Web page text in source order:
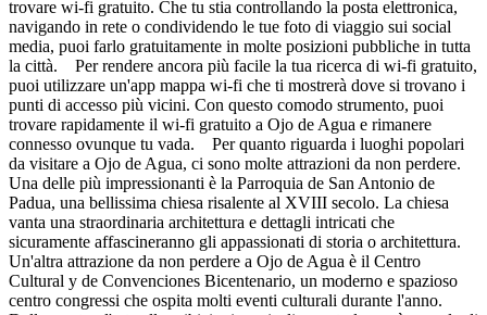
trovare wi-fi gratuito. Che tu stia controllando la posta elettronica,
navigando in rete o condividendo le tue foto di viaggio sui social
media, puoi farlo gratuitamente in molte posizioni pubbliche in tutta
la città. Per rendere ancora più facile la tua ricerca di wi-fi gratuito,
puoi utilizzare un'app mappa wi-fi che ti mostrerà dove si trovano i
punti di accesso più vicini. Con questo comodo strumento, puoi
trovare rapidamente il wi-fi gratuito a Ojo de Agua e rimanere
connesso ovunque tu vada. Per quanto riguarda i luoghi popolari
da visitare a Ojo de Agua, ci sono molte attrazioni da non perdere.
Una delle più impressionanti è la Parroquia de San Antonio de
Padua, una bellissima chiesa risalente al XVIII secolo. La chiesa
vanta una straordinaria architettura e dettagli intricati che
sicuramente affascineranno gli appassionati di storia o architettura.
Un'altra attrazione da non perdere a Ojo de Agua è il Centro
Cultural y de Convenciones Bicentenario, un moderno e spazioso
centro congressi che ospita molti eventi culturali durante l'anno.